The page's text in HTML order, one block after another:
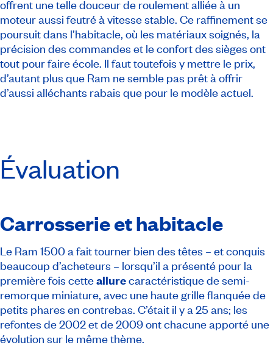
offrent une telle douceur de roulement alliée à un
moteur aussi feutré à vitesse stable. Ce raffinement se
poursuit dans l’habitacle, où les matériaux soignés, la
précision des commandes et le confort des sièges ont
tout pour faire école. Il faut toutefois y mettre le prix,
d’autant plus que Ram ne semble pas prêt à offrir
d’aussi alléchants rabais que pour le modèle actuel.
Évaluation
Carrosserie et habitacle
Le Ram 1500 a fait tourner bien des têtes – et conquis
beaucoup d’acheteurs – lorsqu’il a présenté pour la
première fois cetteallurecaractéristique de semi-
remorque miniature, avec une haute grille flanquée de
petits phares en contrebas. C’était il y a 25 ans; les
refontes de 2002 et de 2009 ont chacune apporté une
évolution sur le même thème.